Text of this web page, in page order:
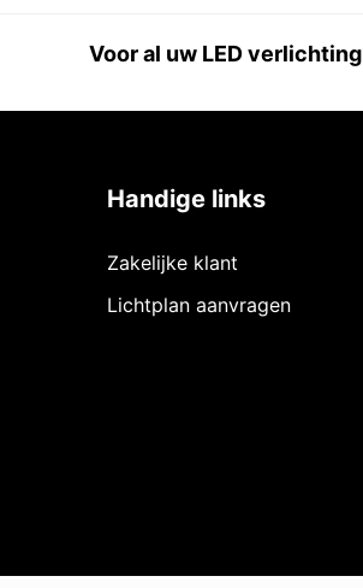
Voor al uw LED verlichting
Handige links
Zakelijke klant
Lichtplan aanvragen